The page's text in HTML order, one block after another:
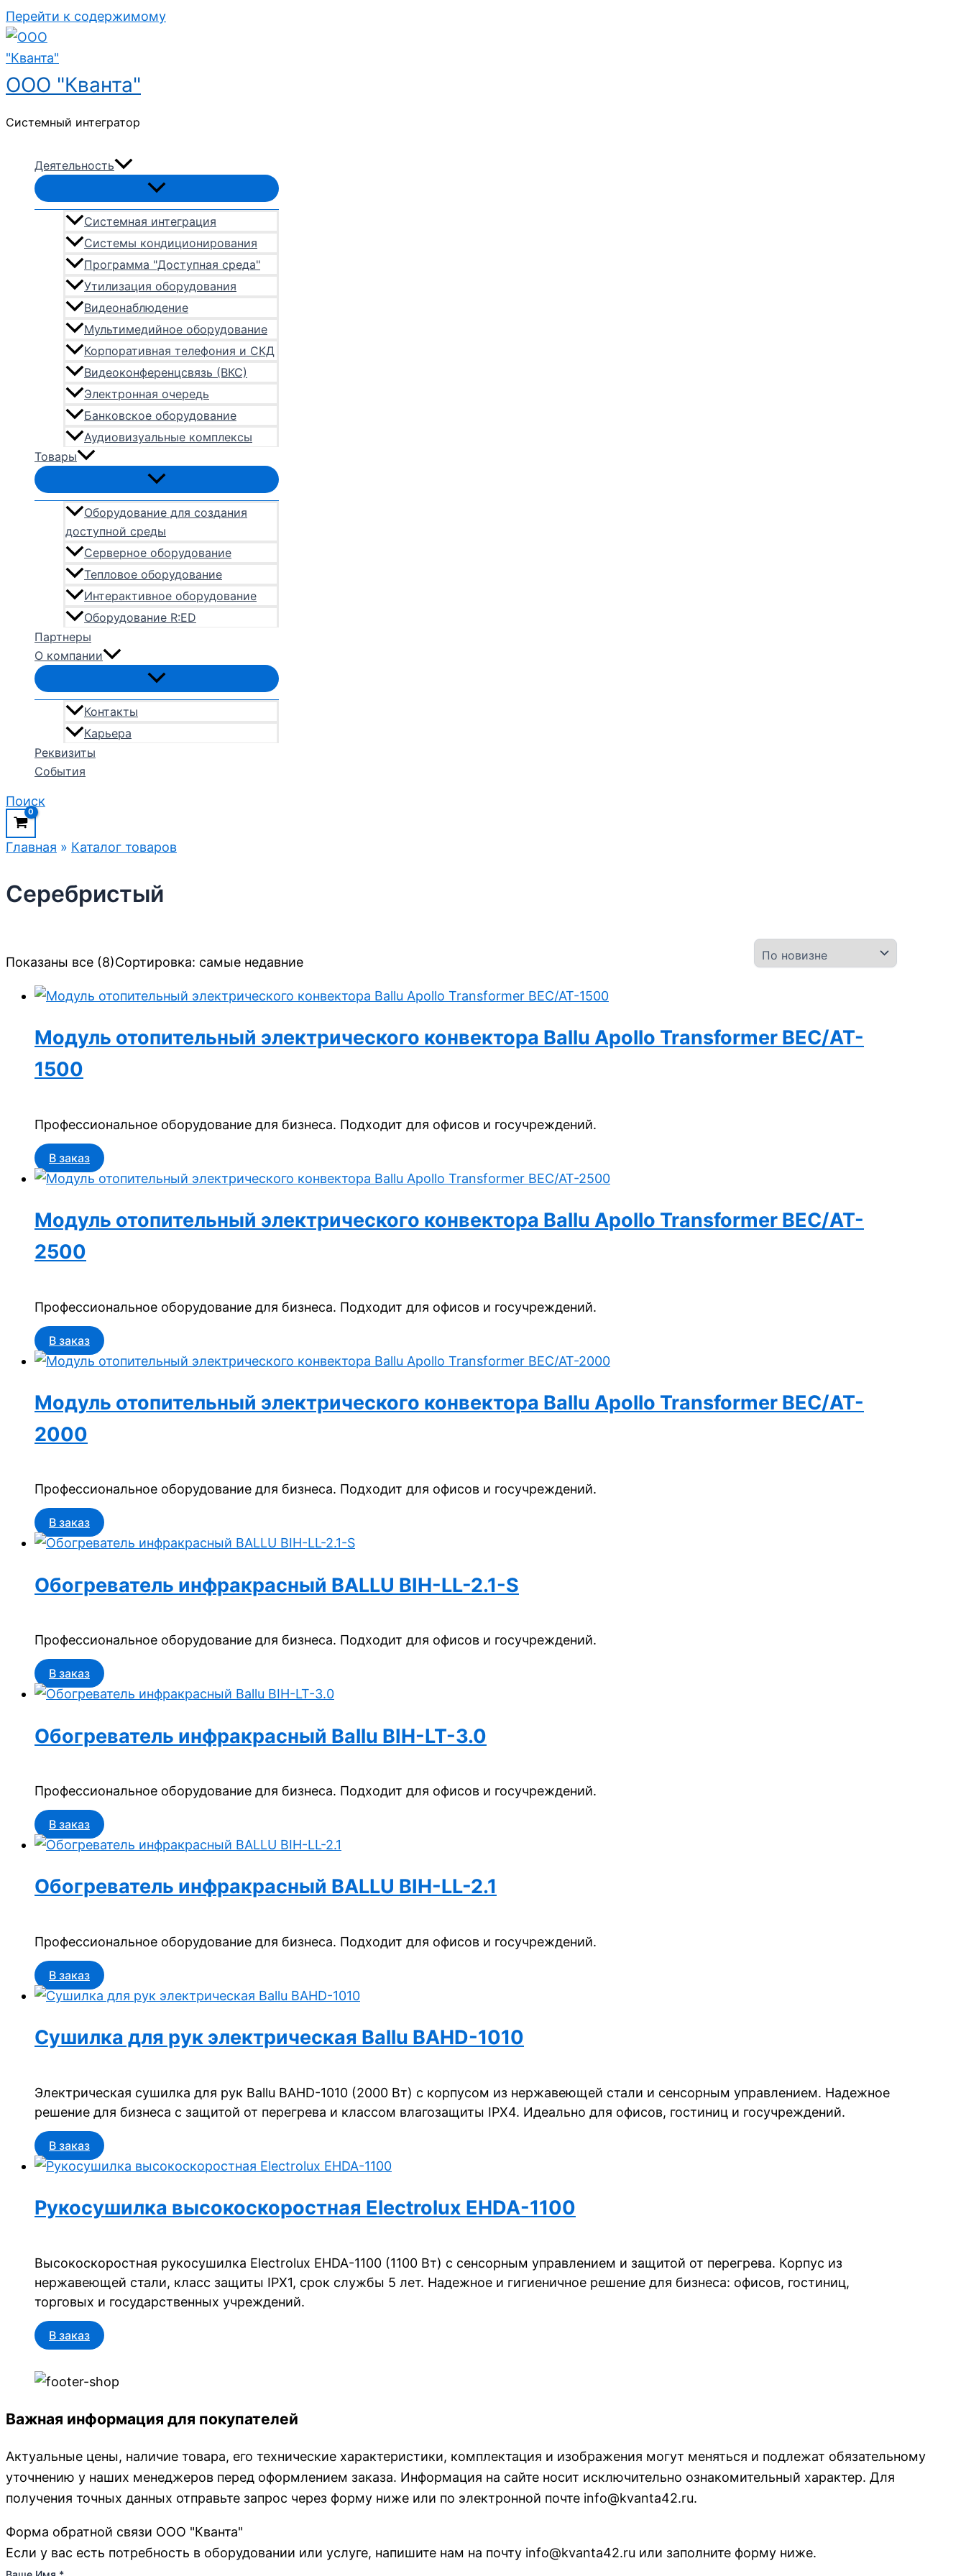
Перейти к содержимому
ООО "Кванта"
Системный интегратор
Деятельность
Системная интеграция
Системы кондиционирования
Программа "Доступная среда"
Утилизация оборудования
Видеонаблюдение
Мультимедийное оборудование
Корпоративная телефония и СКД
Видеоконференцсвязь (ВКС)
Электронная очередь
Банковское оборудование
Аудиовизуальные комплексы
Товары
Оборудование для создания
доступной среды
Серверное оборудование
Тепловое оборудование
Интерактивное оборудование
Оборудование R:ED
Партнеры
О компании
Контакты
Карьера
Реквизиты
События
Поиск
Главная » Каталог товаров
Серебристый
Показаны все (8)Сортировка: самые недавние
Модуль отопительный электрического конвектора Ballu Apollo Transformer BEC/AT-
1500
Профессиональное оборудование для бизнеса. Подходит для офисов и госучреждений.
В заказ
Модуль отопительный электрического конвектора Ballu Apollo Transformer BEC/AT-
2500
Профессиональное оборудование для бизнеса. Подходит для офисов и госучреждений.
В заказ
Модуль отопительный электрического конвектора Ballu Apollo Transformer BEC/AT-
2000
Профессиональное оборудование для бизнеса. Подходит для офисов и госучреждений.
В заказ
Обогреватель инфракрасный BALLU BIH-LL-2.1-S
Профессиональное оборудование для бизнеса. Подходит для офисов и госучреждений.
В заказ
Обогреватель инфракрасный Ballu BIH-LT-3.0
Профессиональное оборудование для бизнеса. Подходит для офисов и госучреждений.
В заказ
Обогреватель инфракрасный BALLU BIH-LL-2.1
Профессиональное оборудование для бизнеса. Подходит для офисов и госучреждений.
В заказ
Сушилка для рук электрическая Ballu BAHD-1010
Электрическая сушилка для рук Ballu BAHD-1010 (2000 Вт) с корпусом из нержавеющей стали и сенсорным управлением. Надежное
решение для бизнеса с защитой от перегрева и классом влагозащиты IPX4. Идеально для офисов, гостиниц и госучреждений.
В заказ
Рукосушилка высокоскоростная Electrolux EHDA-1100
Высокоскоростная рукосушилка Electrolux EHDA-1100 (1100 Вт) с сенсорным управлением и защитой от перегрева. Корпус из
нержавеющей стали, класс защиты IPX1, срок службы 5 лет. Надежное и гигиеничное решение для бизнеса: офисов, гостиниц,
торговых и государственных учреждений.
В заказ
Важная информация для покупателей
Актуальные цены, наличие товара, его технические характеристики, комплектация и изображения могут меняться и подлежат обязательному
уточнению у наших менеджеров перед оформлением заказа. Информация на сайте носит исключительно ознакомительный характер. Для
получения точных данных отправьте запрос через форму ниже или по электронной почте info@kvanta42.ru.
Форма обратной связи ООО "Кванта"
Если у вас есть потребность в оборудовании или услуге, напишите нам на почту info@kvanta42.ru или заполните форму ниже.